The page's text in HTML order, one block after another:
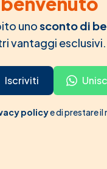
unosconto di
vantaggi esclusivi.
Iscriviti
policye di prestare il